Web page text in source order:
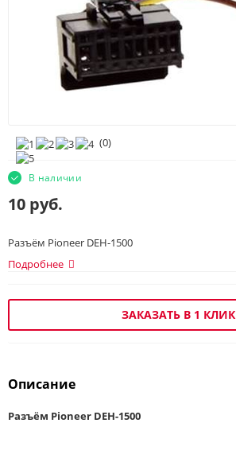
(0)
В наличии
10 руб.
Разъём Pioneer DEH-1500
Подробнее
ЗАКАЗАТЬ В 1 КЛИК
Описание
Разъём Pioneer DEH-1500